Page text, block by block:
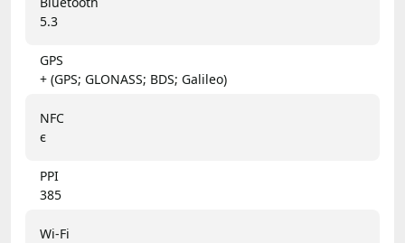
5.3
GPS
+ (GPS; GLONASS; BDS; Galileo)
NFC
є
PPI
385
Wi-Fi